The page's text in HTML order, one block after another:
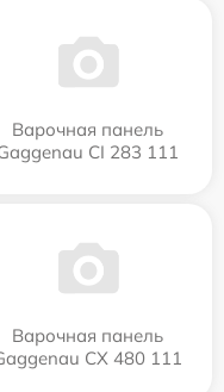
Варочная панель
CI 283 111
Варочная панель
CX 480 111